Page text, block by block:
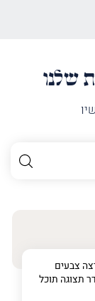
שלנו
צבעים
תצוגה תוכל